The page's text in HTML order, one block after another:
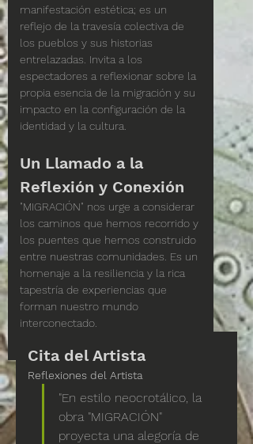
manifestación estética; es un
reflejo de la travesía colectiva de
los pueblos y sus historias
entrelazadas. Invita a los
espectadores a reflexionar sobre la
propia esencia de la migración y su
impacto en la configuración de la
identidad y la cultura.
Un Llamado a la
Reflexión y Conexión
"MIGRACIÓN" nos urge a considerar
los caminos que hemos recorrido y
los puentes que hemos construido
entre nuestras comunidades. Es un
homenaje a la resiliencia y la rica
tapestría de experiencias que
forman nuestro mundo
interconectado.
Cita del Artista
Reflexiones del Artista
"En estilo neocrotálico, la
obra "MIGRACIÓN"
proyecta una alegoría de